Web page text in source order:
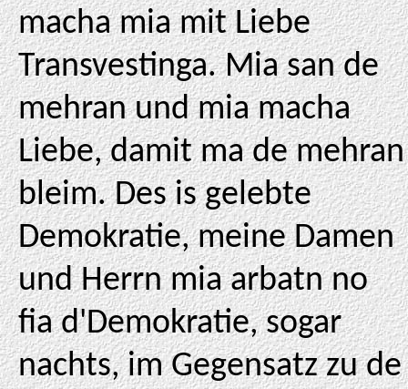
macha mia mit Liebe
Transvestinga. Mia san de
mehran und mia macha
Liebe, damit ma de mehran
bleim. Des is gelebte
Demokratie, meine Damen
und Herrn mia arbatn no
fia d'Demokratie, sogar
nachts, im Gegensatz zu de